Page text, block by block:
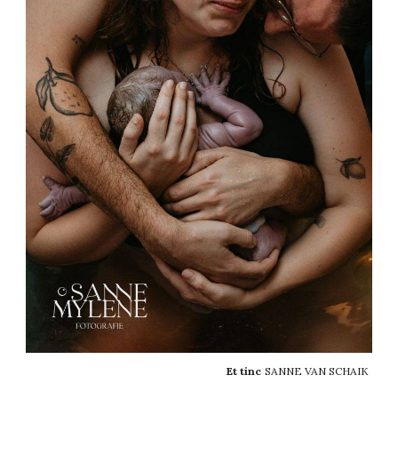
Et tinc SANNE VAN SCHAIK